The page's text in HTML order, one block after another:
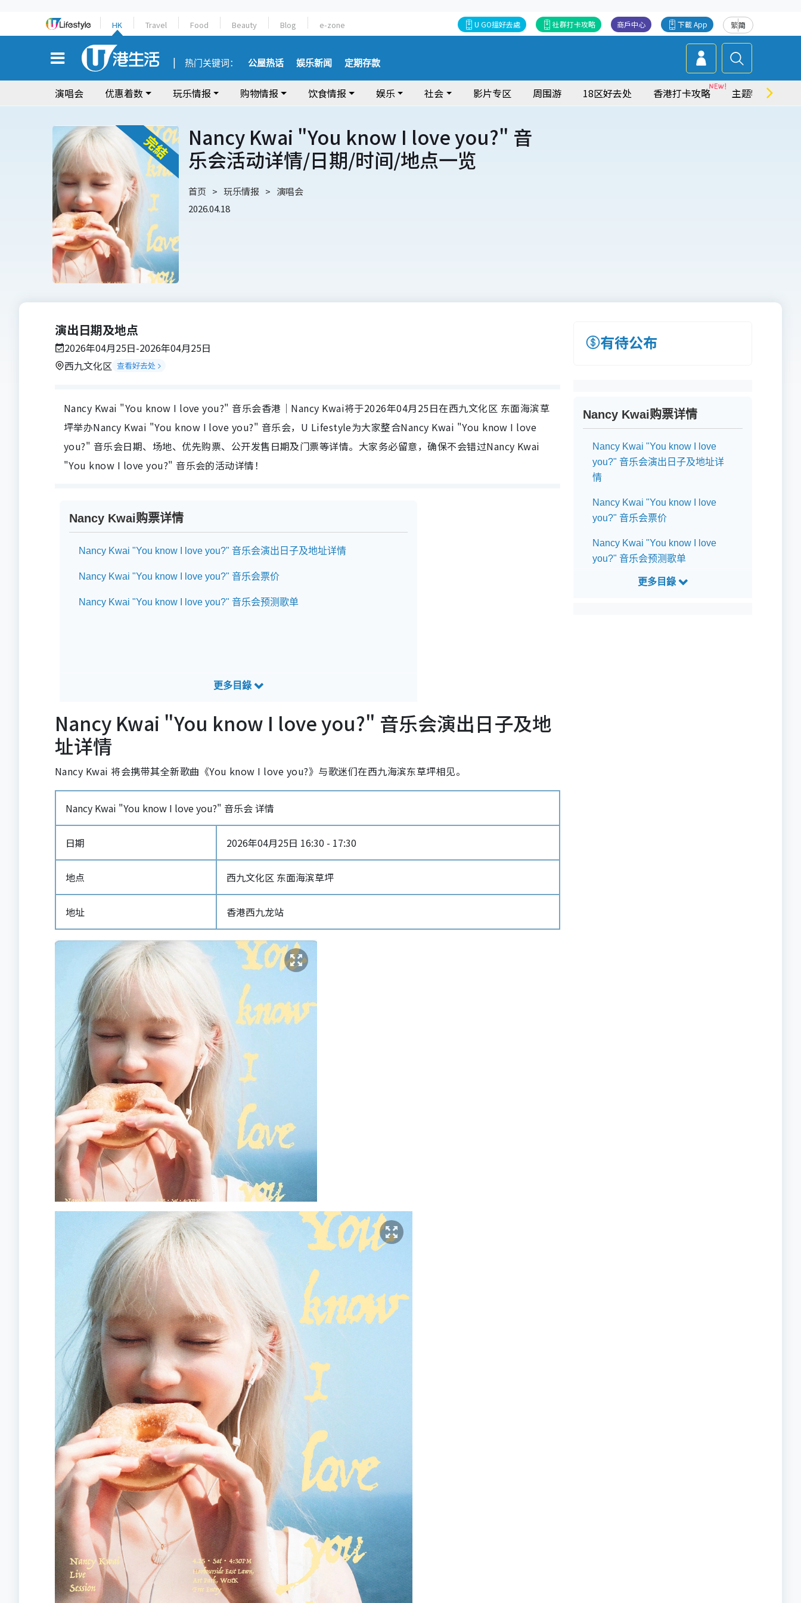
HK Travel Food Beauty Blog e-zone 繁简
下載 App
商戶中心
社群打卡攻略
U GO搵好去處
热门关键词： 公屋热话 娱乐新闻 定期存款
演唱会 优惠着数 玩乐情报 购物情报 饮食情报 娱乐 社会 影片专区 周围游 18区好去处 香港打卡攻略 主题特集
Nancy Kwai "You know I love you?" 音
乐会活动详情/日期/时间/地点一览
首页 玩乐情报
演唱会
2026.04.18
演出日期及地点
2026年04月25日-2026年04月25日
西九文化区 查看好去处
Nancy Kwai "You know I love you?" 音乐会香港｜Nancy Kwai将于2026年04月25日在西九文化区 东面海滨草
坪举办Nancy Kwai "You know I love you?" 音乐会，U Lifestyle为大家整合Nancy Kwai "You know I love
you?" 音乐会日期、场地、优先购票、公开发售日期及门票等详情。大家务必留意，确保不会错过Nancy Kwai
"You know I love you?" 音乐会的活动详情！
Nancy Kwai购票详情
Nancy Kwai "You know I love you?" 音乐会演出日子及地址详情
Nancy Kwai "You know I love you?" 音乐会票价
Nancy Kwai "You know I love you?" 音乐会预测歌单
Nancy Kwai "You know I love you?" 音乐会演出日子及地
址详情
Nancy Kwai 将会携带其全新歌曲《You know I love you?》与歌迷们在西九海滨东草坪相见。
Nancy Kwai "You know I love you?" 音乐会 详情
日期 2026年04月25日 16:30 - 17:30
地点 西九文化区 东面海滨草坪
地址 香港西九龙站
有待公布
Nancy Kwai购票详情
Nancy Kwai "You know I love
you?" 音乐会演出日子及地址详
情
Nancy Kwai "You know I love
you?" 音乐会票价
Nancy Kwai "You know I love
you?" 音乐会预测歌单